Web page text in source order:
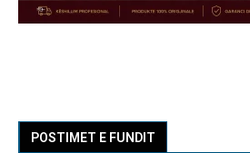
POSTIMET E FUNDIT